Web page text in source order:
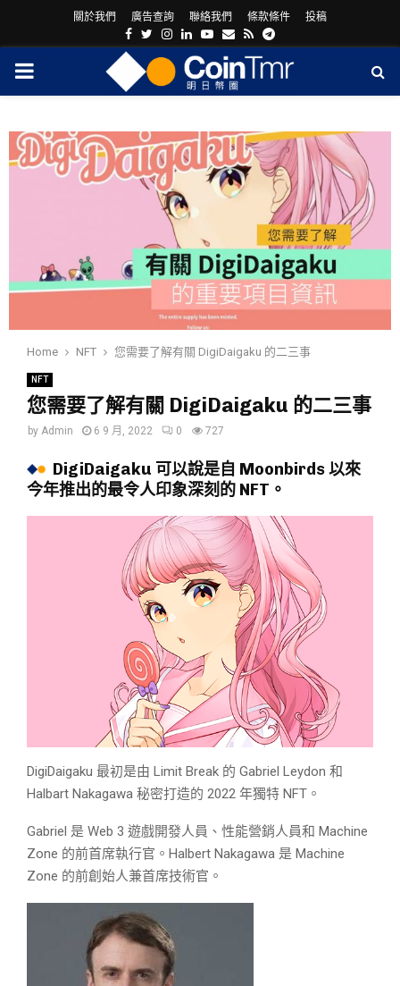
關於我們 廣告查詢 聯絡我們 條款條件 投稿
Facebook
Twitter
Instagram
LinkedinYoutube
Email
RssTelegram
PRIMARY
Home NFT 您需要了解有關 DigiDaigaku 的二三事
NFT
您需要了解有關 DigiDaigaku 的二三事
by Admin 6 9 月, 2022 0 727
DigiDaigaku 可以說是自 Moonbirds 以來
今年推出的最令人印象深刻的 NFT。
DigiDaigaku 最初是由 Limit Break 的 Gabriel Leydon 和
Halbart Nakagawa 秘密打造的 2022 年獨特 NFT。
Gabriel 是 Web 3 遊戲開發人員、性能營銷人員和 Machine
Zone 的前首席執行官。Halbert Nakagawa 是 Machine
Zone 的前創始人兼首席技術官。